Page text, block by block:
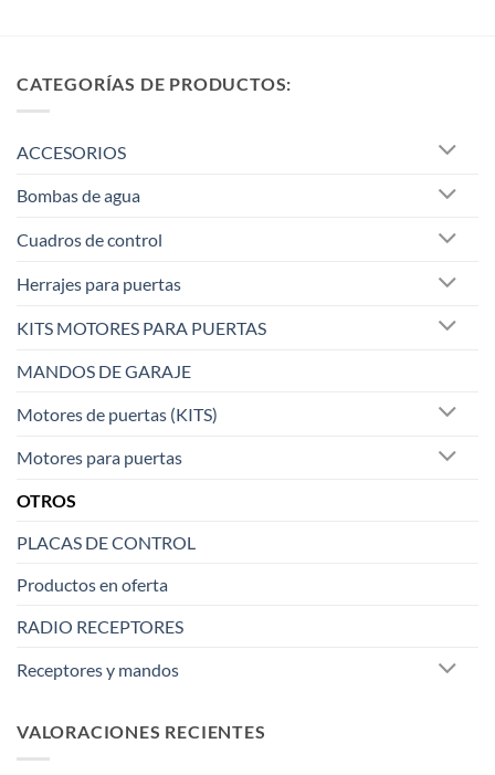
CATEGORÍAS DE PRODUCTOS:
ACCESORIOS
Bombas de agua
Cuadros de control
Herrajes para puertas
KITS MOTORES PARA PUERTAS
MANDOS DE GARAJE
Motores de puertas (KITS)
Motores para puertas
OTROS
PLACAS DE CONTROL
Productos en oferta
RADIO RECEPTORES
Receptores y mandos
VALORACIONES RECIENTES